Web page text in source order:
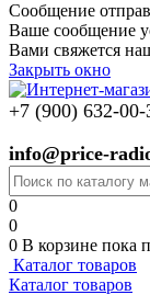
Сообщение
Ваше сообщение
Вами свяжется
Закрыть окно
+7 (900) 632-00-
info@price-
0
0
0 В корзине пока
Каталог товаров
Каталог товаров